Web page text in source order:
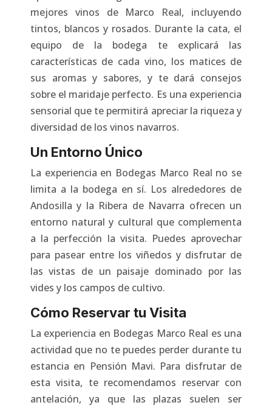
mejores vinos de Marco Real, incluyendo
tintos, blancos y rosados. Durante la cata, el
equipo de la bodega te explicará las
características de cada vino, los matices de
sus aromas y sabores, y te dará consejos
sobre el maridaje perfecto. Es una experiencia
sensorial que te permitirá apreciar la riqueza y
diversidad de los vinos navarros.
Un Entorno Único
La experiencia en Bodegas Marco Real no se
limita a la bodega en sí. Los alrededores de
Andosilla y la Ribera de Navarra ofrecen un
entorno natural y cultural que complementa
a la perfección la visita. Puedes aprovechar
para pasear entre los viñedos y disfrutar de
las vistas de un paisaje dominado por las
vides y los campos de cultivo.
Cómo Reservar tu Visita
La experiencia en Bodegas Marco Real es una
actividad que no te puedes perder durante tu
estancia en Pensión Mavi. Para disfrutar de
esta visita, te recomendamos reservar con
antelación, ya que las plazas suelen ser